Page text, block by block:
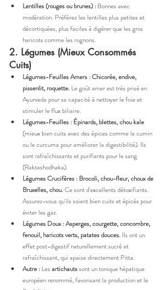
Lentilles (rouges ou brunes) : Bonnes avec
modération. Préférez les lentilles plus petites et
décortiquées, plus faciles à digérer que les gros
haricots comme les rognons.
2. Légumes (Mieux Consommés
Cuits)
Légumes-Feuilles Amers :Chicorée, endive,
pissenlit, roquette. Le goût amer est très prisé en
Ayurveda pour sa capacité à nettoyer le foie et
stimuler le flux biliaire.
Légumes-Feuilles : Épinards, blettes, chou kale
(mieux bien cuits avec des épices comme le cumin
ou le curcuma pour améliorer la digestibilité). Ils
sont rafraîchissants et purifiants pour le sang
(Raktashodhaka).
Légumes Crucifères : Brocoli, chou-fleur, choux de
Bruxelles, chou. Ce sont d'excellents détoxifiants.
Assurez-vous qu'ils soient bien cuits et épicés pour
éviter les gaz.
Légumes Doux :Asperges, courgette, concombre,
fenouil, haricots verts, patates douces. Ils ont un
effet post-digestif naturellement sucré et
rafraîchissant, qui apaise directement Pitta.
Autre : Les artichauts sont un tonique hépatique
européen renommé, favorisant la production et le